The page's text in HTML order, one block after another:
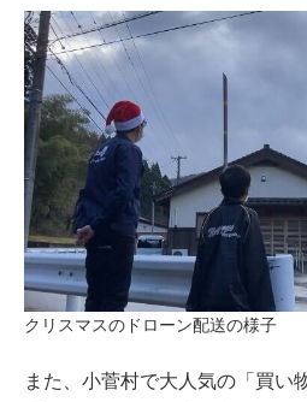
クリスマスのドローン配送の様子
また、小菅村で大人気の「買い